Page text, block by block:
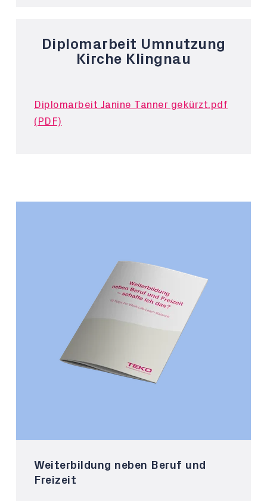
Diplomarbeit Umnutzung
Kirche Klingnau
Diplomarbeit Janine Tanner gekürzt.pdf
(PDF)
Weiterbildung neben Beruf und
Freizeit